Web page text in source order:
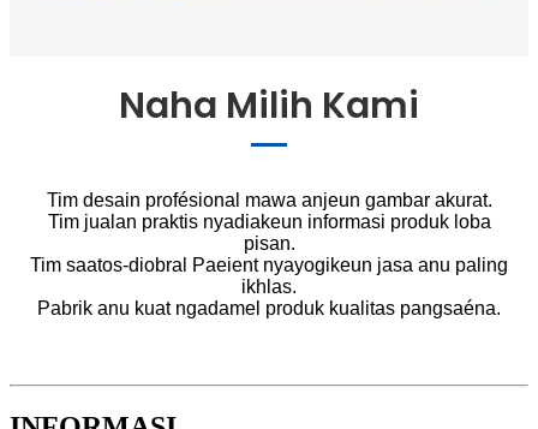
Naha Milih Kami
Tim desain profésional mawa anjeun gambar akurat.
Tim jualan praktis nyadiakeun informasi produk loba
pisan.
Tim saatos-diobral Paeient nyayogikeun jasa anu paling
ikhlas.
Pabrik anu kuat ngadamel produk kualitas pangsaéna.